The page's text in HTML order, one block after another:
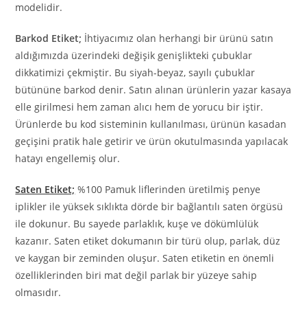
modelidir.
Barkod Etiket; İhtiyacımız olan herhangi bir ürünü satın
aldığımızda üzerindeki değişik genişlikteki çubuklar
dikkatimizi çekmiştir. Bu siyah-beyaz, sayılı çubuklar
bütününe barkod denir. Satın alınan ürünlerin yazar kasaya
elle girilmesi hem zaman alıcı hem de yorucu bir iştir.
Ürünlerde bu kod sisteminin kullanılması, ürünün kasadan
geçişini pratik hale getirir ve ürün okutulmasında yapılacak
hatayı engellemiş olur.
Saten Etiket; %100 Pamuk liflerinden üretilmiş penye
iplikler ile yüksek sıklıkta dörde bir bağlantılı saten örgüsü
ile dokunur. Bu sayede parlaklık, kuşe ve dökümlülük
kazanır. Saten etiket dokumanın bir türü olup, parlak, düz
ve kaygan bir zeminden oluşur. Saten etiketin en önemli
özelliklerinden biri mat değil parlak bir yüzeye sahip
olmasıdır.